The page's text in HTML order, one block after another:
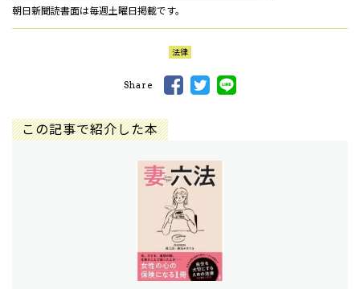
朝日新聞読書面は毎週土曜日掲載です。
法律
Share
この記事で紹介した本